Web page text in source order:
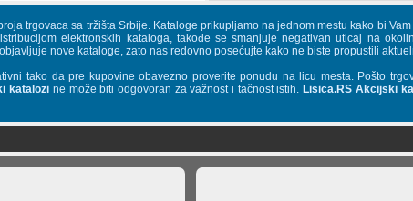
trgovaca sa tržišta Srbije. Kataloge prikupljamo na jednom mestu kako bi
elektronskih kataloga, takođe se smanjuje negativan uticaj na
nove kataloge, zato nas redovno posećujte kako ne biste propustili
tako da pre kupovine obavezno proverite ponudu na licu mesta. Pošto
katalozi ne može biti odgovoran za važnost i tačnost istih. Lisica.RS Akcijski